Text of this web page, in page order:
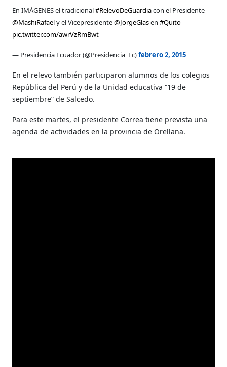
En IMÁGENES el tradicional#RelevoDeGuardiacon el Presidente
@MashiRafaely el Vicepresidente@JorgeGlasen#Quito
pic.twitter.com/awrVzRmBwt
— Presidencia Ecuador (@Presidencia_Ec)febrero 2, 2015
En el relevo también participaron alumnos de los colegios
República del Perú y de la Unidad educativa “19 de
septiembre” de Salcedo.
Para este martes, el presidente Correa tiene prevista una
agenda de actividades en la provincia de Orellana.